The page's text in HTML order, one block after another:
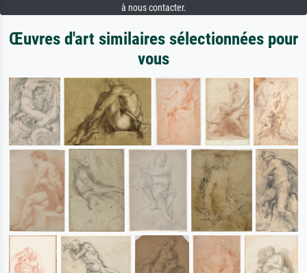
à nous contacter.
Œuvres d'art similaires sélectionnées pour
vous